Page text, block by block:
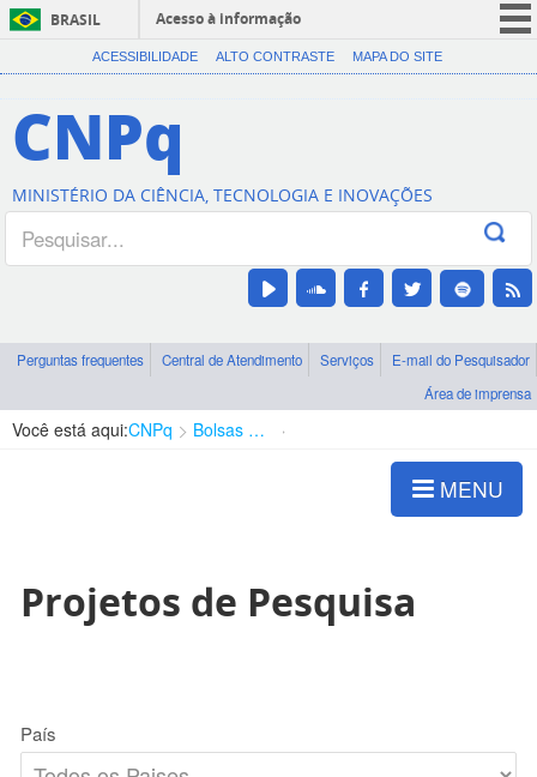
BRASIL
Acesso à informação
CORONAVÍRUS (COVID-19)
Canais
ACESSIBILIDADE ALTO CONTRASTE MAPA DO SITE
CNPq
MINISTÉRIO DA CIÊNCIA, TECNOLOGIA E INOVAÇÕES
Perguntas frequentes Central de Atendimento Serviços
E-mail do Pesquisador
Área de imprensa
Você está aqui:CNPq Bolsas e Auxílios Vigentes
MENU
Projetos de Pesquisa
País